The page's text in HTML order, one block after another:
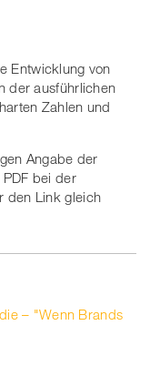
Entwicklung von
der ausführlichen
Zahlen und
Angabe der
bei der
den Link gleich
– "Wenn Brands